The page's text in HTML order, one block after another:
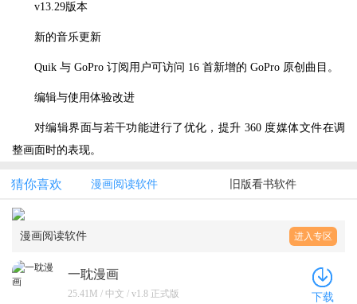
v13.29版本
新的音乐更新
Quik 与 GoPro 订阅用户可访问 16 首新增的 GoPro 原创曲目。
编辑与使用体验改进
对编辑界面与若干功能进行了优化，提升 360 度媒体文件在调
整画面时的表现。
猜你喜欢 漫画阅读软件 旧版看书软件
漫画阅读软件 进入专区
一耽漫画
25.41M / 中文 / v1.8 正式版 下载